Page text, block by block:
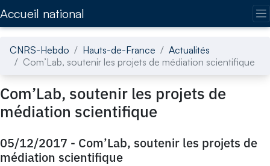
Accueil national
CNRS-Hebdo Hauts-de-France
Actualités
Com’Lab, soutenir les projets de médiation scientifique
Com’Lab, soutenir les projets de
médiation scientifique
05/12/2017 - Com’Lab, soutenir les projets de
médiation scientifique